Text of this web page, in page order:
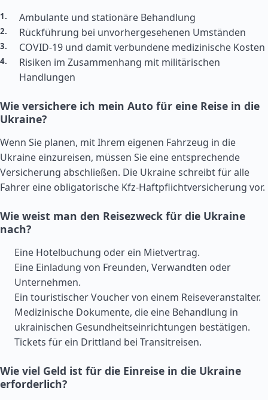
Ambulante und stationäre Behandlung
Rückführung bei unvorhergesehenen Umständen
COVID-19 und damit verbundene medizinische Kosten
Risiken im Zusammenhang mit militärischen
Handlungen
Wie versichere ich mein Auto für eine Reise in die
Ukraine?
Wenn Sie planen, mit Ihrem eigenen Fahrzeug in die
Ukraine einzureisen, müssen Sie eine entsprechende
Versicherung abschließen. Die Ukraine schreibt für alle
Fahrer eine obligatorische Kfz-Haftpflichtversicherung vor.
Wie weist man den Reisezweck für die Ukraine
nach?
Eine Hotelbuchung oder ein Mietvertrag.
Eine Einladung von Freunden, Verwandten oder
Unternehmen.
Ein touristischer Voucher von einem Reiseveranstalter.
Medizinische Dokumente, die eine Behandlung in
ukrainischen Gesundheitseinrichtungen bestätigen.
Tickets für ein Drittland bei Transitreisen.
Wie viel Geld ist für die Einreise in die Ukraine
erforderlich?